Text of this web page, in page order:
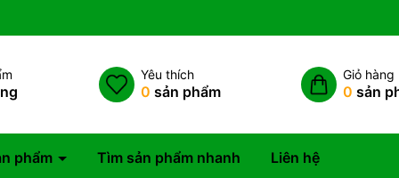
Yêu thích
0 sản phẩm
Giỏ hàng
0 sản
phẩm Tìm sản phẩm nhanh Liên hệ